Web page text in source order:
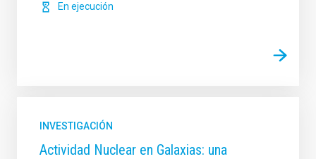
En ejecución
INVESTIGACIÓN
Actividad Nuclear en Galaxias: una